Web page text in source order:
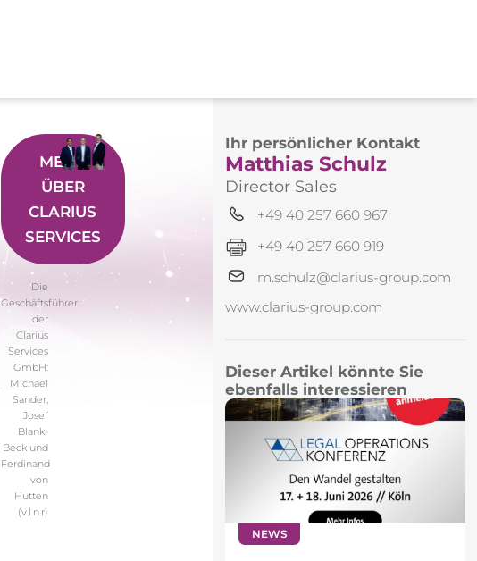
MEHR
ÜBER
CLARIUS
SERVICES
Die
Geschäftsführer
der
Clarius
Services
GmbH:
Michael
Sander,
Josef
Blank-
Beck und
Ferdinand
von
Hutten
(v.l.n.r)
Ihr persönlicher Kontakt
Matthias Schulz
Director Sales
+49 40 257 660 967
+49 40 257 660 919
m.schulz@clarius-group.com
www.clarius-group.com
Dieser Artikel könnte Sie
ebenfalls interessieren
NEWS